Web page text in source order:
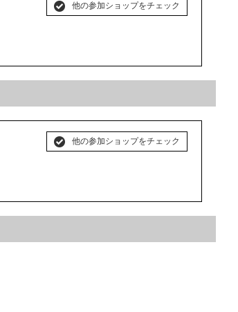
他の参加ショップをチェック
他の参加ショップをチェック